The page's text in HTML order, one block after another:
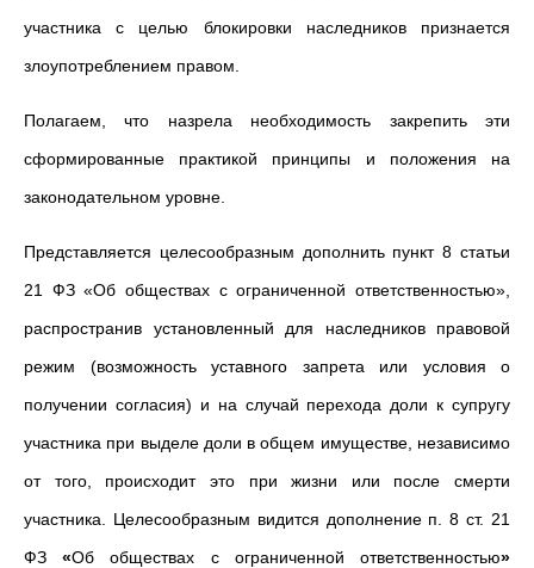
участника с целью блокировки наследников признается
злоупотреблением правом.
Полагаем, что назрела необходимость закрепить эти
сформированные практикой принципы и положения на
законодательном уровне.
Представляется целесообразным дополнить пункт 8 статьи
21 ФЗ «Об обществах с ограниченной ответственностью»
распространив установленный для наследников правовой
режим (возможность уставного запрета или условия о
получении согласия) и на случай перехода доли к супругу
участника при выделе доли в общем имуществе, независимо
от того, происходит это при жизни или после смерти
участника. Целесообразным видится дополнение п. 8 ст. 21
ФЗ«Об обществах с ограниченной ответственностью»